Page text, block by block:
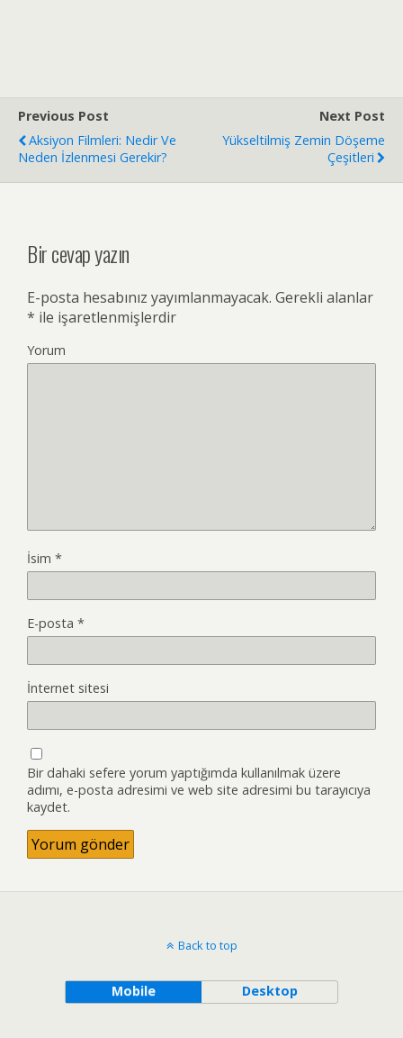
Previous Post
Aksiyon Filmleri: Nedir Ve
Neden İzlenmesi Gerekir?
Next Post
Yükseltilmiş Zemin Döşeme
Çeşitleri
Bir cevap yazın
E-posta hesabınız yayımlanmayacak. Gerekli alanlar
* ile işaretlenmişlerdir
Yorum
İsim *
E-posta *
İnternet sitesi
Bir dahaki sefere yorum yaptığımda kullanılmak üzere
adımı, e-posta adresimi ve web site adresimi bu tarayıcıya
kaydet.
Back to top
Mobile Desktop